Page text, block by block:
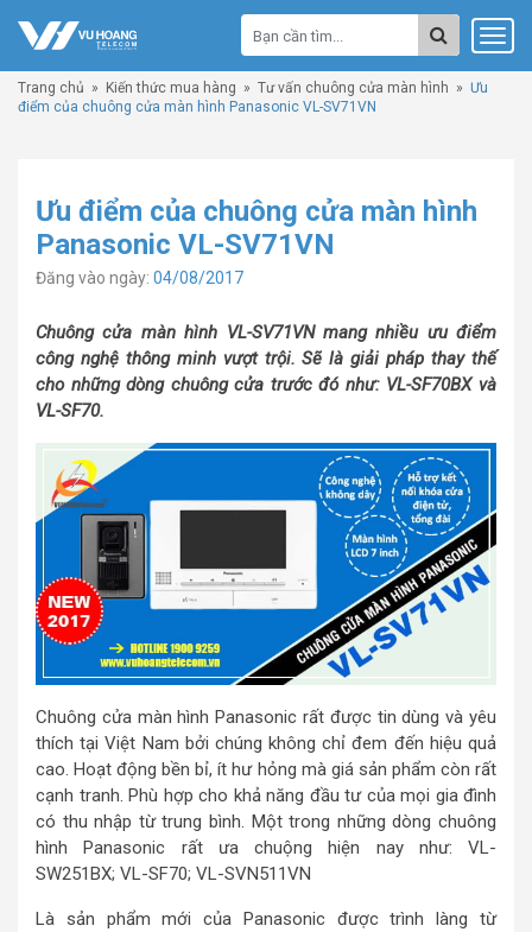
Trang chủ » Kiến thức mua hàng » Tư vấn chuông cửa màn hình » Ưu
điểm của chuông cửa màn hình Panasonic VL-SV71VN
Ưu điểm của chuông cửa màn hình
Panasonic VL-SV71VN
Đăng vào ngày: 04/08/2017
Chuông cửa màn hình VL-SV71VN mang nhiều ưu điểm
công nghệ thông minh vượt trội. Sẽ là giải pháp thay thế
cho những dòng chuông cửa trước đó như: VL-SF70BX và
VL-SF70.
Chuông cửa màn hình Panasonic rất được tin dùng và yêu
thích tại Việt Nam bởi chúng không chỉ đem đến hiệu quả
cao. Hoạt động bền bỉ, ít hư hỏng mà giá sản phẩm còn rất
cạnh tranh. Phù hợp cho khả năng đầu tư của mọi gia đình
có thu nhập từ trung bình. Một trong những dòng chuông
hình Panasonic rất ưa chuộng hiện nay như: VL-
SW251BX; VL-SF70; VL-SVN511VN
Là sản phẩm mới của Panasonic được trình làng từ